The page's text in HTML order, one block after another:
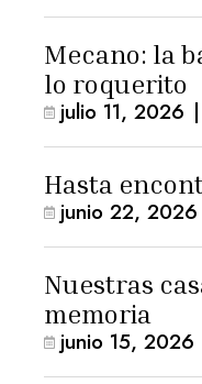
Mecano: la
lo roquerito
julio 11, 2026 |
Hasta
junio 22, 2026
Nuestras
memoria
junio 15, 2026